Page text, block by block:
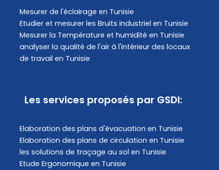
Mesurer de l'éclairage en Tunisie
Etudier et mesurer les Bruits industriel en Tunisie
Mesurer la Température et humidité en Tunisie
analyser la qualité de l'air à l'intérieur des locaux
de travail en Tunisie
Les services proposés par GSDI:
Elaboration des plans d'évacuation​ en Tunisie
Elaboration des plans de circulation en Tunisie
les solutions de traçage au sol en Tunisie
Etude Ergonomique en Tunisie